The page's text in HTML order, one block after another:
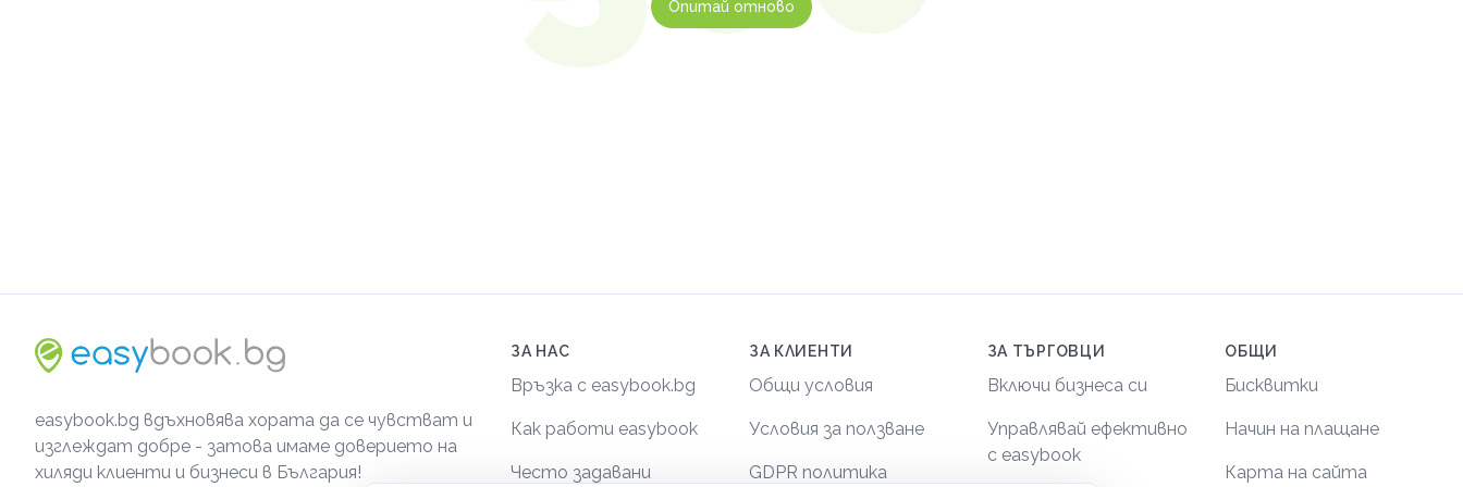
Опитай отново
easybook.bg вдъхновява хората да се чувстват и
изглеждат добре - затова имаме доверието на
хиляди клиенти и бизнеси в България!
ЗА НАС
Връзка с easybook.bg
Как работи easybook
Често задавани
ЗА КЛИЕНТИ
Общи условия
Условия за ползване
GDPR политика
ЗА ТЪРГОВЦИ
Включи бизнеса си
Управлявай ефективно
с easybook
ОБЩИ
Бисквитки
Начин на плащане
Карта на сайта